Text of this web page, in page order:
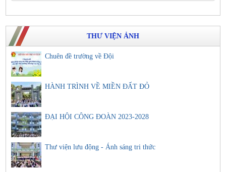
THƯ VIỆN ẢNH
Chuên đề trường về Đội
HÀNH TRÌNH VỀ MIỀN ĐẤT ĐỎ
ĐẠI HỘI CÔNG ĐOÀN 2023-2028
Thư viện lưu động - Ánh sáng tri thức